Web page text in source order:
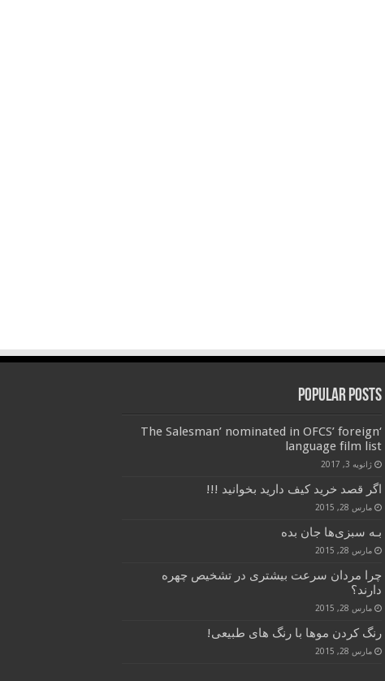
Popular Posts
‘The Salesman’ nominated in OFCS’ foreign
language film list
ژانویه 3, 2017
اگر قصد خرید کیف دارید بخوانید !!!
مارس 28, 2015
بـه سبزی‌ها جان بده
مارس 28, 2015
چرا مردان سرعت بیشتری در تشخیص چهره
دارند؟
مارس 28, 2015
رنگ کردن موها با رنگ های طبیعی!
مارس 28, 2015